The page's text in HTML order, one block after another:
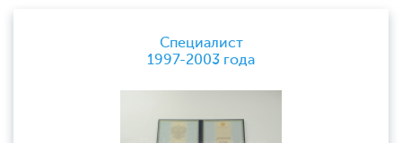
Специалист
1997-2003 года